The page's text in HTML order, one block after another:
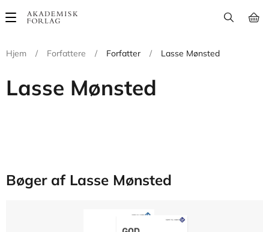
Main
Hjem
/ Forfattere / Forfatter / Lasse Mønsted
Lasse Mønsted
Bøger af Lasse Mønsted